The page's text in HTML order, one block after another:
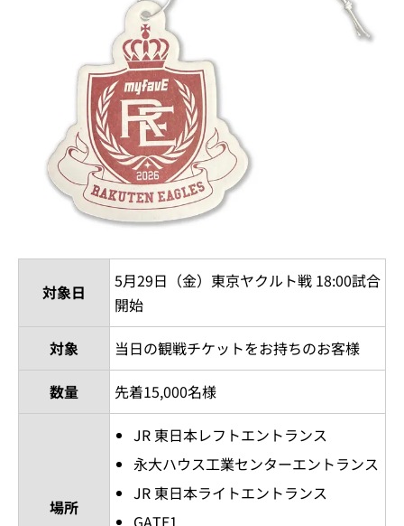
対象日
5月29日（金）東京ヤクルト戦 18:00試合
開始
対象
当日の観戦チケットをお持ちのお客様
数量
先着15,000名様
場所
JR 東日本レフトエントランス
永大ハウス工業センターエントランス
JR 東日本ライトエントランス
GATE1